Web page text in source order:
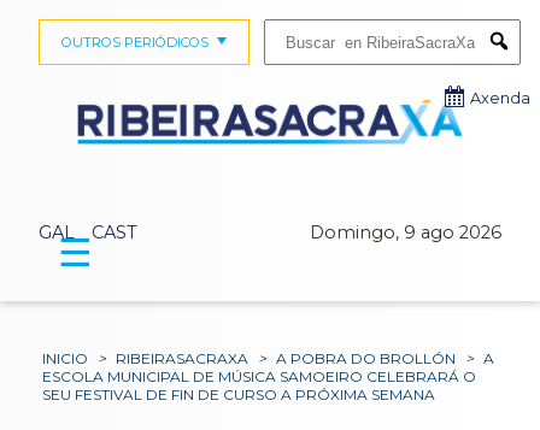
GAL CAST Domingo, 9 ago 2026
OUTROS PERIÓDICOS
Axenda
☰
INICIO > RIBEIRASACRAXA > A POBRA DO BROLLÓN > A
ESCOLA MUNICIPAL DE MÚSICA SAMOEIRO CELEBRARÁ O
SEU FESTIVAL DE FIN DE CURSO A PRÓXIMA SEMANA